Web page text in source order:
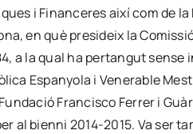
i Financeres així com de
en què presideix la
a la qual ha pertangut
Espanyola i Venerable
Francisco Ferrer i
al bienni 2014-2015. Va ser